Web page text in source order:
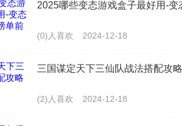
2025哪些变态游戏盒子最好用-
(0)人喜欢 2024-12-18
三国谋定天下三仙队战法搭配攻
(2)人喜欢 2024-12-18